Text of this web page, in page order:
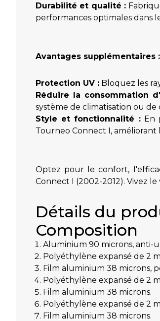
Durabilité et qualité :
performances optimales dans
Avantages supplémentaires :
Protection UV : Bloquez les
Réduire la consommation
système de climatisation ou
Style et fonctionnalité :En
Tourneo Connect I,
Optez pour le confort,
Connect I (2002-2012). Vivez
Détails du
Composition
Aluminium 90 microns, anti-
Polyéthylène expansé de 2
Film aluminium 38 microns,
Polyéthylène expansé de 2
Film aluminium 38 microns.
Polyéthylène expansé de 2
Film aluminium 38 microns.